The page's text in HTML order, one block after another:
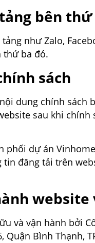
bên thứ
như Zalo,
thứ ba đó.
sách
dung chính
sau khi
phối dự án
đăng tải trên
và vận hành bởi
Bình Thạnh,